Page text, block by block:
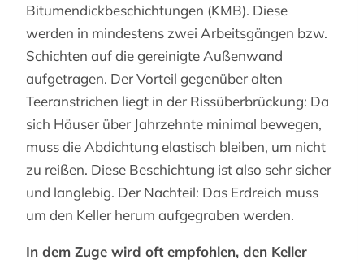
Bitumendickbeschichtungen (KMB). Diese
werden in mindestens zwei Arbeitsgängen bzw.
Schichten auf die gereinigte Außenwand
aufgetragen. Der Vorteil gegenüber alten
Teeranstrichen liegt in der Rissüberbrückung: Da
sich Häuser über Jahrzehnte minimal bewegen,
muss die Abdichtung elastisch bleiben, um nicht
zu reißen. Diese Beschichtung ist also sehr sicher
und langlebig. Der Nachteil: Das Erdreich muss
um den Keller herum aufgegraben werden.
In dem Zuge wird oft empfohlen, den Keller